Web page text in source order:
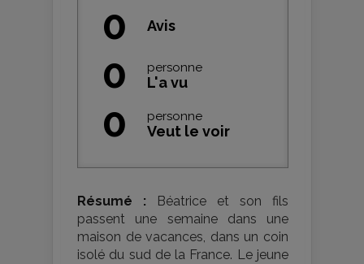
0 Avis
0 personne
L'a vu
0 personne
Veut le voir
Résumé : Béatrice et son fils
passent une semaine dans une
maison de vacances, dans un coin
isolé du sud de la France. Le jeune